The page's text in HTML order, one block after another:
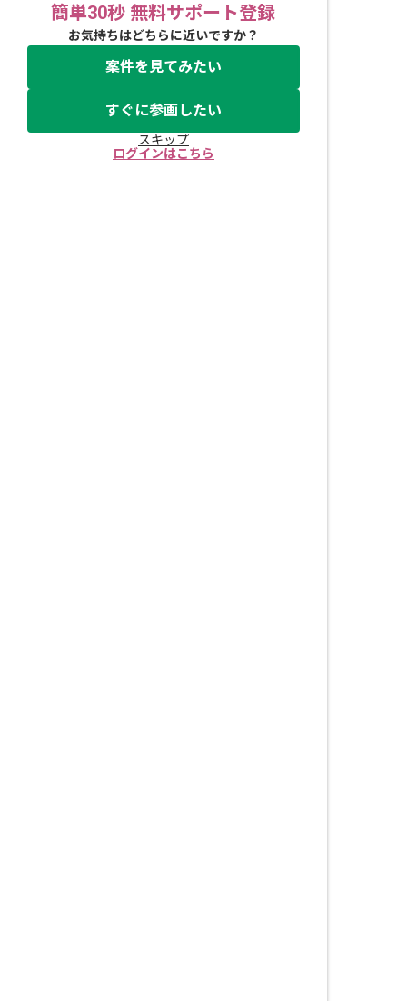
簡単30秒 無料サポート登録
お気持ちはどちらに近いですか？
案件を見てみたい
すぐに参画したい
スキップ
ログインはこちら